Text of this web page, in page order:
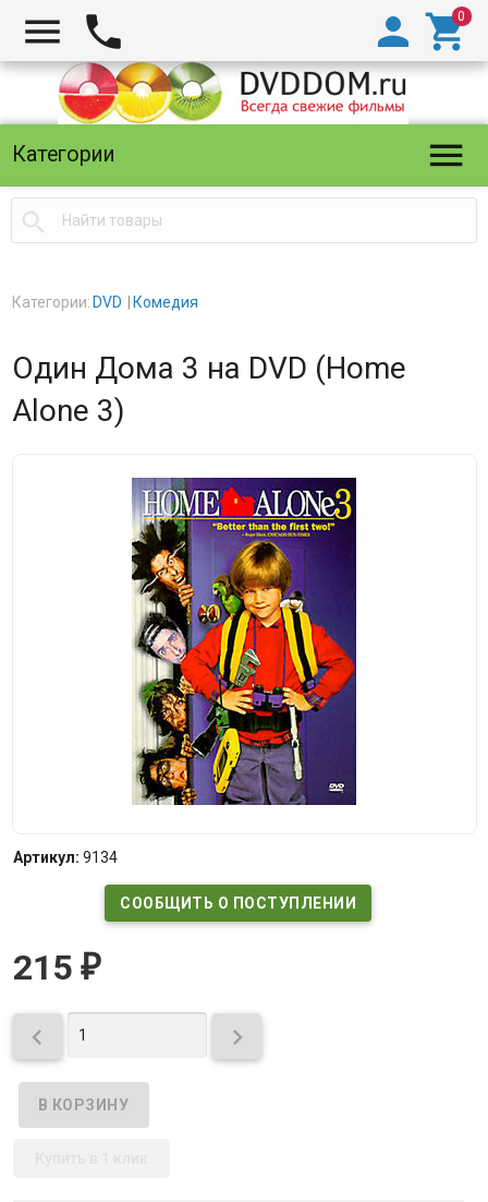
  

Категории 

Категории: DVD Комедия
Один Дома 3 на DVD (Home
Alone 3)
Артикул: 9134
СООБЩИТЬ О ПОСТУПЛЕНИИ
215 ₽
 